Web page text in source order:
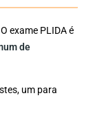
exame PLIDA é
de
um para